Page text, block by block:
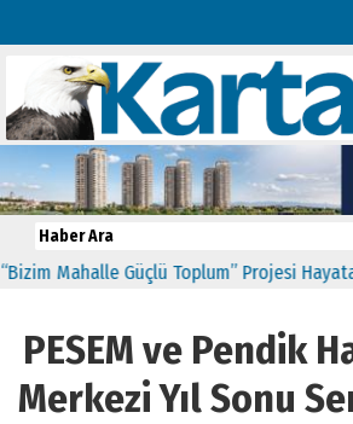
Güçlü Toplum” Projesi Hayata Geçti
PESEM ve Pendik
Merkezi Yıl Sonu